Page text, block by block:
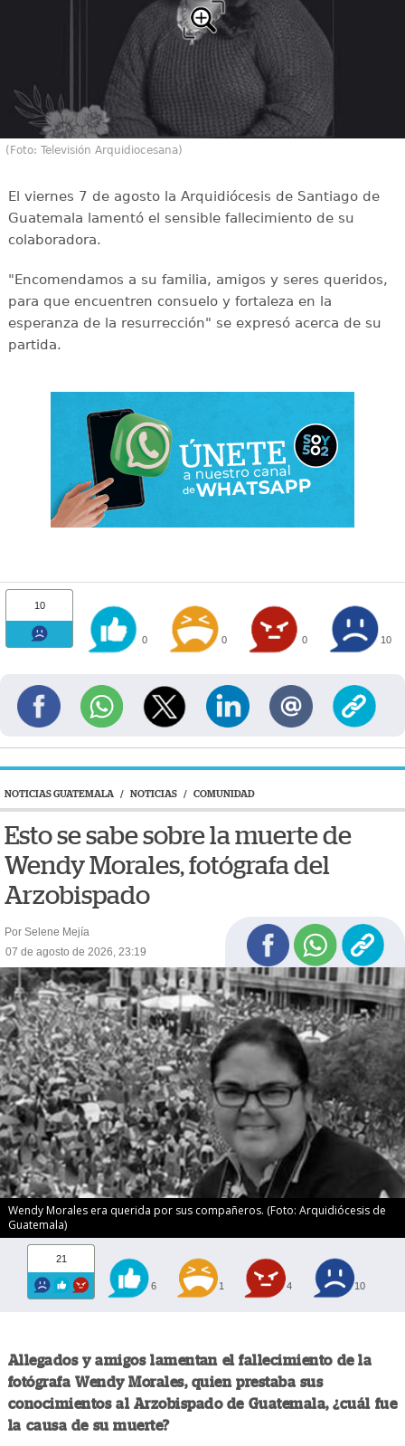
(Foto: Televisión Arquidiocesana)
El viernes 7 de agosto la Arquidiócesis de Santiago de
Guatemala lamentó el sensible fallecimiento de su
colaboradora.
"Encomendamos a su familia, amigos y seres queridos,
para que encuentren consuelo y fortaleza en la
esperanza de la resurrección" se expresó acerca de su
partida.
10
0 0 0 10
NOTICIAS GUATEMALA / NOTICIAS / COMUNIDAD
Esto se sabe sobre la muerte de
Wendy Morales, fotógrafa del
Arzobispado
Por Selene Mejía
07 de agosto de 2026, 23:19
Wendy Morales era querida por sus compañeros. (Foto: Arquidiócesis de
Guatemala)
21
6 1 4 10
Allegados y amigos lamentan el fallecimiento de la
fotógrafa Wendy Morales, quien prestaba sus
conocimientos al Arzobispado de Guatemala, ¿cuál fue
la causa de su muerte?